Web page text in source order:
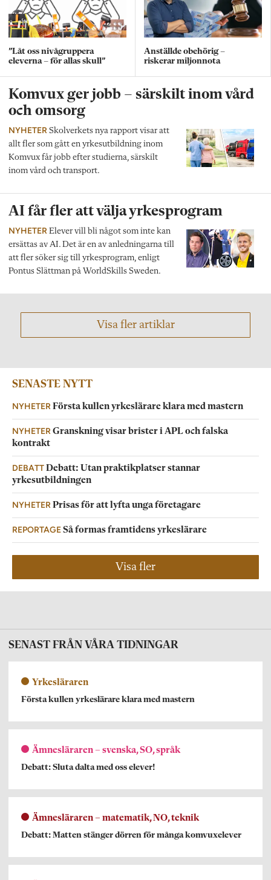
”Låt oss nivågruppera
eleverna – för allas skull”
Anställde obehörig –
riskerar miljonnota
Komvux ger jobb – särskilt inom vård
och omsorg
NYHETER Skolverkets nya rapport visar att
allt fler som gått en yrkesutbildning inom
Komvux får jobb efter studierna, särskilt
inom vård och transport.
AI får fler att välja yrkesprogram
NYHETER Elever vill bli något som inte kan
ersättas av AI. Det är en av anledningarna till
att fler söker sig till yrkesprogram, enligt
Pontus Slättman på WorldSkills Sweden.
Visa fler artiklar
SENASTE NYTT
NYHETERFörsta kullen yrkeslärare klara med mastern
NYHETERGranskning visar brister i APL och falska
kontrakt
DEBATTDebatt: Utan praktikplatser stannar
yrkesutbildningen
NYHETERPrisas för att lyfta unga företagare
REPORTAGESå formas framtidens yrkeslärare
Visa fler
SENAST FRÅN VÅRA TIDNINGAR
Yrkesläraren
Första kullen yrkeslärare klara med mastern
Ämnesläraren – svenska, SO, språk
Debatt: Sluta dalta med oss elever!
Ämnesläraren – matematik, NO, teknik
Debatt: Matten stänger dörren för många komvuxelever